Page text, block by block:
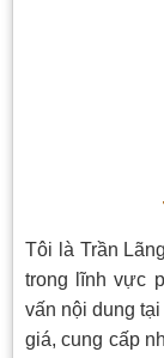
Tôi là Trần
trong lĩnh vực
vấn nội dung
giá, cung cấp